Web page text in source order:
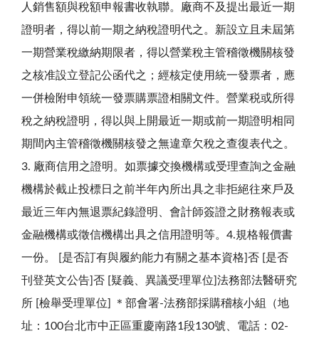
人銷售額與稅額申報書收執聯。廠商不及提出最近一期
證明者，得以前一期之納稅證明代之。新設立且未屆第
一期營業稅繳納期限者，得以營業稅主管稽徵機關核發
之核准設立登記公函代之；經核定使用統一發票者，應
一併檢附申領統一發票購票證相關文件。營業税或所得
稅之納稅證明，得以與上開最近一期或前一期證明相同
期間內主管稽徵機關核發之無違章欠稅之查復表代之。
3. 廠商信用之證明。如票據交換機構或受理查詢之金融
機構於截止投標日之前半年內所出具之非拒絕往來戶及
最近三年內無退票紀錄證明、會計師簽證之財務報表或
金融機構或徵信機構出具之信用證明等。4.規格報價書
一份。 [是否訂有與履約能力有關之基本資格]否 [是否
刊登英文公告]否 [疑義、異議受理單位]法務部法醫研究
所 [檢舉受理單位] ＊部會署-法務部採購稽核小組（地
址：100台北市中正區重慶南路1段130號、電話：02-